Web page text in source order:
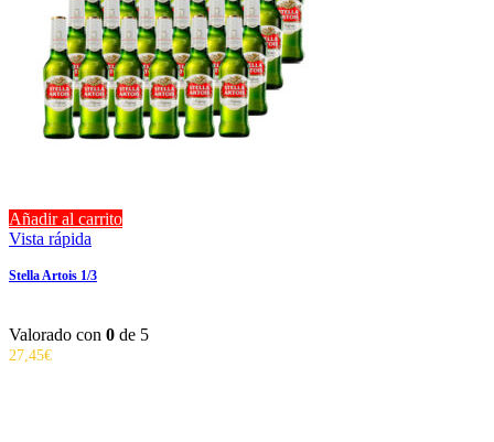
Añadir al carrito
Vista rápida
Stella Artois 1/3
Valorado con 0 de 5
27,45€